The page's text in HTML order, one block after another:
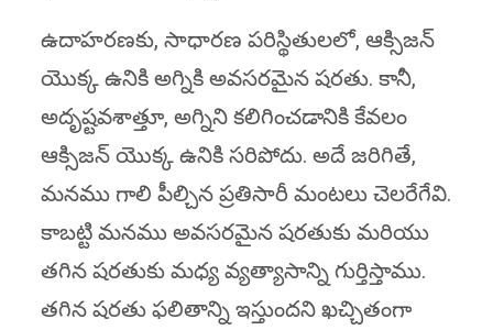
ఉదాహరణకు, సాధారణ పరిస్థితులలో, ఆక్సిజన్
యొక్క ఉనికి అగ్నికి అవసరమైన షరతు. కానీ,
అదృష్టవశాత్తూ, అగ్నిని కలిగించడానికి కేవలం
ఆక్సిజన్ యొక్క ఉనికి సరిపోదు. అదే జరిగితే,
మనము గాలి పీల్చిన ప్రతిసారీ మంటలు చెలరేగేవి.
కాబట్టి మనము అవసరమైన షరతుకు మరియు
తగిన షరతుకు మధ్య వ్యత్యాసాన్ని గుర్తిస్తాము.
తగిన షరతు ఫలితాన్ని ఇస్తుందని ఖచ్చితంగా